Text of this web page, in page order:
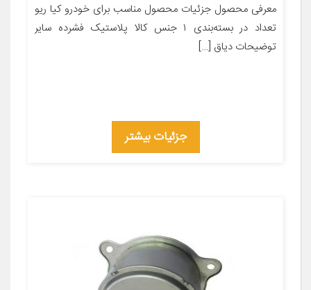
معرفی محصول جزئیات محصول مناسب برای خودرو کیا ریو
تعداد در بسته‌بندی ۱ جنس کالا پلاستیک فشرده سایر
توضیحات دیاق […]
جزئیات بیشتر